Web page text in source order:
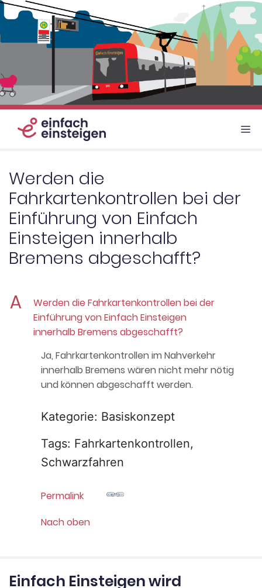
Zum
Inhalt
springen
Werden die
Fahrkartenkontrollen bei der
Einführung von Einfach
Einsteigen innerhalb
Bremens abgeschafft?
A
Werden die Fahrkartenkontrollen bei der
Einführung von Einfach Einsteigen
innerhalb Bremens abgeschafft?
Ja, Fahrkartenkontrollen im Nahverkehr
innerhalb Bremens wären nicht mehr nötig
und können abgeschafft werden.
Kategorie: Basiskonzept
Tags: Fahrkartenkontrollen,
Schwarzfahren
Permalink
Nach oben
Einfach Einsteigen wird